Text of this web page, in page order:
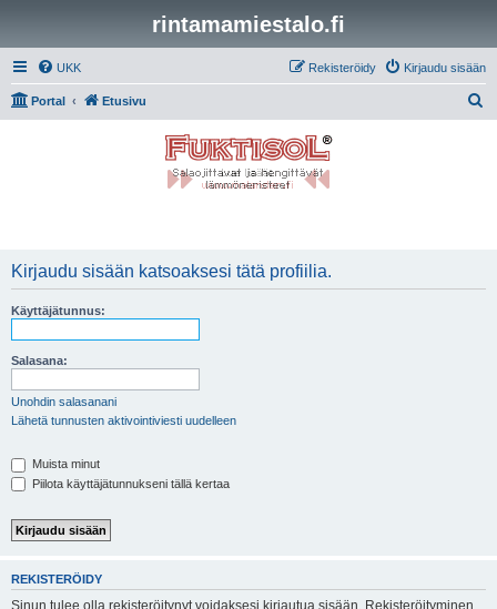
rintamamiestalo.fi
UKK Kirjaudu sisään
Rekisteröidy
Portal Etusivu
Kirjaudu sisään katsoaksesi tätä profiilia.
Käyttäjätunnus:
Salasana:
Unohdin salasanani
Lähetä tunnusten aktivointiviesti uudelleen
Muista minut
Piilota käyttäjätunnukseni tällä kertaa
REKISTERÖIDY
Sinun tulee olla rekisteröitynyt voidaksesi kirjautua sisään. Rekisteröityminen